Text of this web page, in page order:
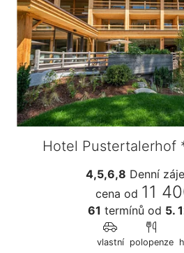
Hotel Pustertalerhof
4,5,6,8 Denní
cena od 11
61 termínů od 5.
vlastní polopenze